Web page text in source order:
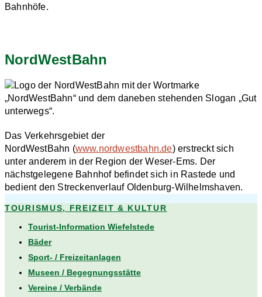
Bahnhöfe.
NordWestBahn
Das Verkehrsgebiet der
NordWestBahn (www.nordwestbahn.de) erstreckt sich
unter anderem in der Region der Weser-Ems. Der
nächstgelegene Bahnhof befindet sich in Rastede und
bedient den Streckenverlauf Oldenburg-Wilhelmshaven.
TOURISMUS, FREIZEIT & KULTUR
Tourist-Information Wiefelstede
Bäder
Sport- / Freizeitanlagen
Museen / Begegnungsstätte
Vereine / Verbände